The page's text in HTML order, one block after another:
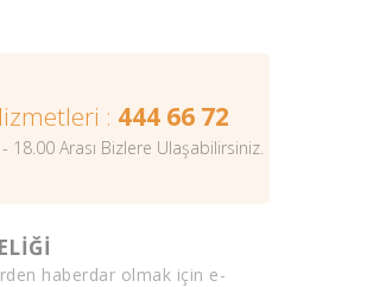
: 444 66 72
18.00 Arası Bizlere Ulaşabilirsiniz.
haberdar olmak için e-